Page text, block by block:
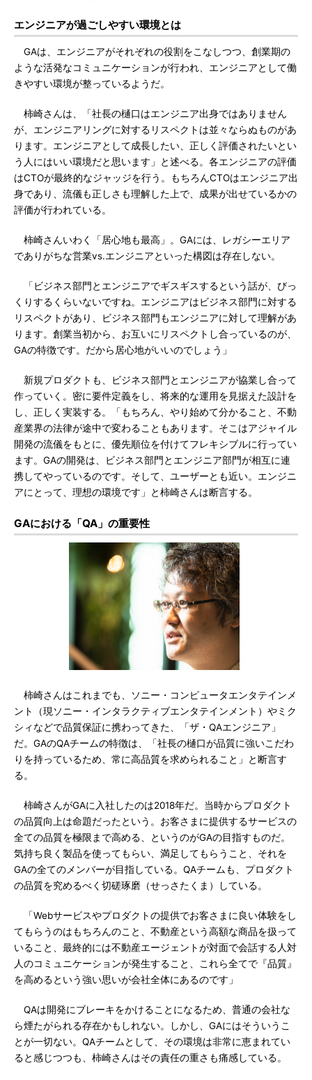
エンジニアが過ごしやすい環境とは
GAは、エンジニアがそれぞれの役割をこなしつつ、創業期の
ような活発なコミュニケーションが行われ、エンジニアとして働
きやすい環境が整っているようだ。
柿崎さんは、「社長の樋口はエンジニア出身ではありません
が、エンジニアリングに対するリスペクトは並々ならぬものがあ
ります。エンジニアとして成長したい、正しく評価されたいとい
う人にはいい環境だと思います」と述べる。各エンジニアの評価
はCTOが最終的なジャッジを行う。もちろんCTOはエンジニア出
身であり、流儀も正しさも理解した上で、成果が出せているかの
評価が行われている。
柿崎さんいわく「居心地も最高」。GAには、レガシーエリア
でありがちな営業vs.エンジニアといった構図は存在しない。
「ビジネス部門とエンジニアでギスギスするという話が、びっ
くりするくらいないですね。エンジニアはビジネス部門に対する
リスペクトがあり、ビジネス部門もエンジニアに対して理解があ
ります。創業当初から、お互いにリスペクトし合っているのが、
GAの特徴です。だから居心地がいいのでしょう」
新規プロダクトも、ビジネス部門とエンジニアが協業し合って
作っていく。密に要件定義をし、将来的な運用を見据えた設計を
し、正しく実装する。「もちろん、やり始めて分かること、不動
産業界の法律が途中で変わることもあります。そこはアジャイル
開発の流儀をもとに、優先順位を付けてフレキシブルに行ってい
ます。GAの開発は、ビジネス部門とエンジニア部門が相互に連
携してやっているのです。そして、ユーザーとも近い。エンジニ
アにとって、理想の環境です」と柿崎さんは断言する。
GAにおける「QA」の重要性
柿崎さんはこれまでも、ソニー・コンピュータエンタテインメ
ント（現ソニー・インタラクティブエンタテインメント）やミク
シィなどで品質保証に携わってきた、「ザ・QAエンジニア」
だ。GAのQAチームの特徴は、「社長の樋口が品質に強いこだわ
りを持っているため、常に高品質を求められること」と断言す
る。
柿崎さんがGAに入社したのは2018年だ。当時からプロダクト
の品質向上は命題だったという。お客さまに提供するサービスの
全ての品質を極限まで高める、というのがGAの目指すものだ。
気持ち良く製品を使ってもらい、満足してもらうこと、それを
GAの全てのメンバーが目指している。QAチームも、プロダクト
の品質を究めるべく切磋琢磨（せっさたくま）している。
「Webサービスやプロダクトの提供でお客さまに良い体験をし
てもらうのはもちろんのこと、不動産という高額な商品を扱って
いること、最終的には不動産エージェントが対面で会話する人対
人のコミュニケーションが発生すること、これら全てで『品質』
を高めるという強い思いが会社全体にあるのです」
QAは開発にブレーキをかけることになるため、普通の会社な
ら煙たがられる存在かもしれない。しかし、GAにはそういうこ
とが一切ない。QAチームとして、その環境は非常に恵まれてい
ると感じつつも、柿崎さんはその責任の重さも痛感している。